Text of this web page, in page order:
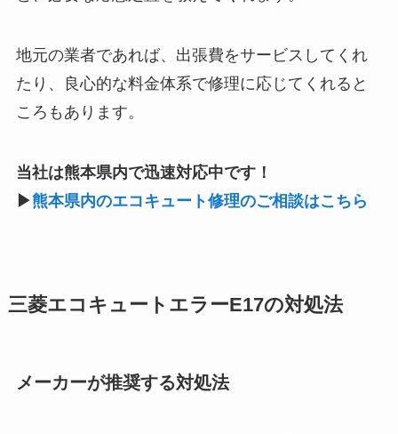
地元の業者であれば、出張費をサービスしてくれ
たり、良心的な料金体系で修理に応じてくれると
ころもあります。
当社は熊本県内で迅速対応中です！
▶熊本県内のエコキュート修理のご相談はこちら
三菱エコキュートエラーE17の対処法
メーカーが推奨する対処法